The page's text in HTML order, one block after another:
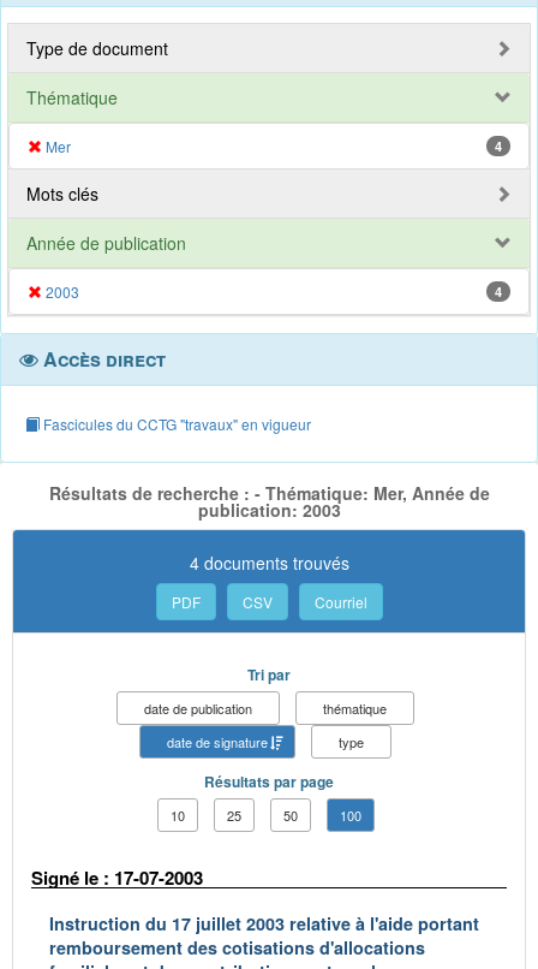
Type de document
Thématique
Mer 4
Mots clés
Année de publication
2003 4
Accès direct
Fascicules du CCTG "travaux" en vigueur
Résultats de recherche : - Thématique: Mer, Année de
publication: 2003
4 documents trouvés
PDF CSV Courriel
Tri par
date de publication
thématique
date de signature
type
Résultats par page
10 25 50 100
Signé le : 17-07-2003
Instruction du 17 juillet 2003 relative à l'aide portant
remboursement des cotisations d'allocations